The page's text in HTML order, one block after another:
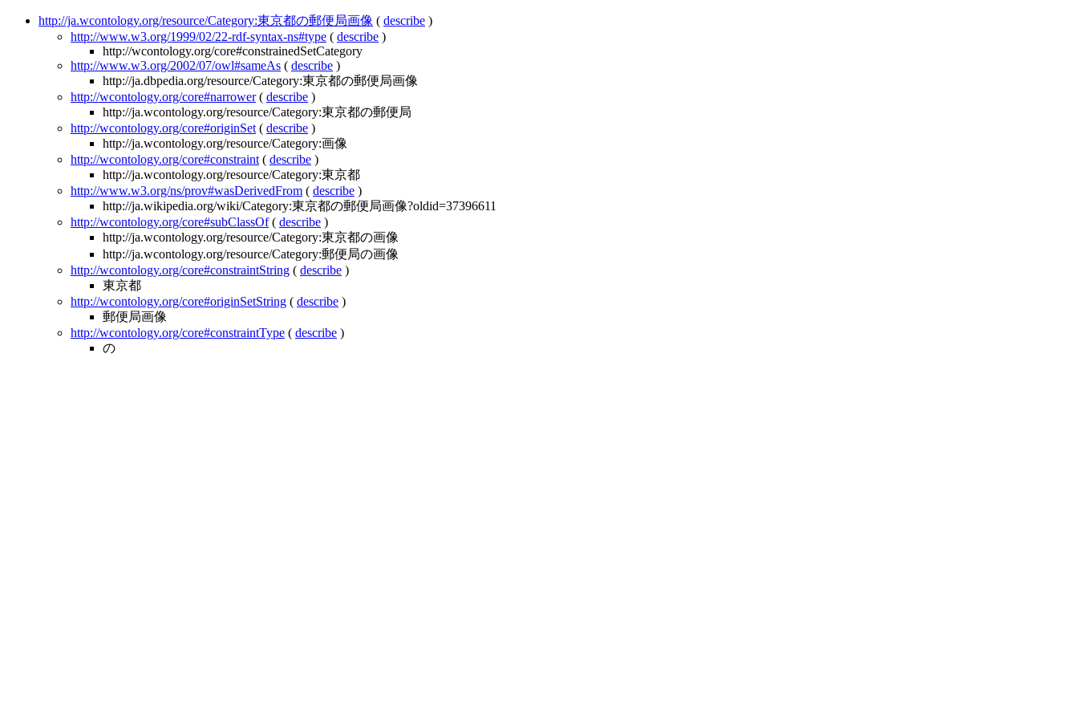
http://ja.wcontology.org/resource/Category:東京都の郵便局画像 ( describe )
http://www.w3.org/1999/02/22-rdf-syntax-ns#type ( describe )
http://wcontology.org/core#constrainedSetCategory
http://www.w3.org/2002/07/owl#sameAs ( describe )
http://ja.dbpedia.org/resource/Category:東京都の郵便局画像
http://wcontology.org/core#narrower( describe )
http://ja.wcontology.org/resource/Category:東京都の郵便局
http://wcontology.org/core#originSet ( describe )
http://ja.wcontology.org/resource/Category:画像
http://wcontology.org/core#constraint ( describe )
http://ja.wcontology.org/resource/Category:東京都
http://www.w3.org/ns/prov#wasDerivedFrom ( describe )
http://ja.wikipedia.org/wiki/Category:東京都の郵便局画像?oldid=37396611
http://wcontology.org/core#subClassOf( describe )
http://ja.wcontology.org/resource/Category:東京都の画像
http://ja.wcontology.org/resource/Category:郵便局の画像
http://wcontology.org/core#constraintString ( describe )
東京都
http://wcontology.org/core#originSetString ( describe )
郵便局画像
http://wcontology.org/core#constraintType ( describe )
の